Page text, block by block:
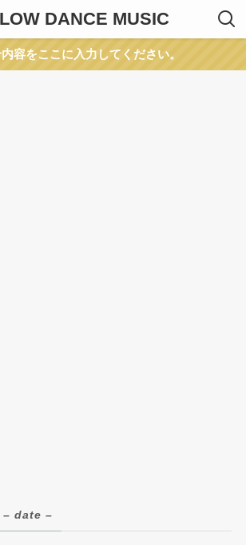
DANCE MUSIC
容をここに入力してください。
– date –